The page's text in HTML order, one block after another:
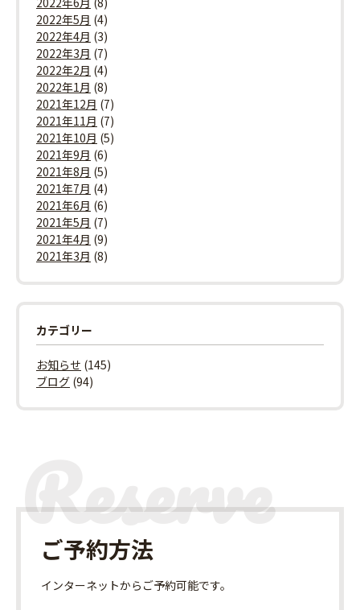
2022年5月 (4)
2022年4月 (3)
2022年3月 (7)
2022年2月 (4)
2022年1月 (8)
2021年12月 (7)
2021年11月 (7)
2021年10月 (5)
2021年9月 (6)
2021年8月 (5)
2021年7月 (4)
2021年6月 (6)
2021年5月 (7)
2021年4月 (9)
2021年3月 (8)
カテゴリー
お知らせ (145)
ブログ (94)
ご予約方法
インターネットからご予約可能です。